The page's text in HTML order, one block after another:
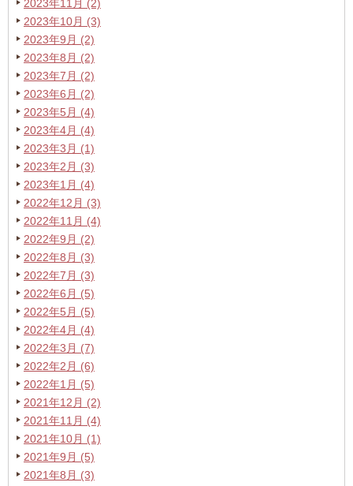
2023年11月 (2)
2023年10月 (3)
2023年9月 (2)
2023年8月 (2)
2023年7月 (2)
2023年6月 (2)
2023年5月 (4)
2023年4月 (4)
2023年3月 (1)
2023年2月 (3)
2023年1月 (4)
2022年12月 (3)
2022年11月 (4)
2022年9月 (2)
2022年8月 (3)
2022年7月 (3)
2022年6月 (5)
2022年5月 (5)
2022年4月 (4)
2022年3月 (7)
2022年2月 (6)
2022年1月 (5)
2021年12月 (2)
2021年11月 (4)
2021年10月 (1)
2021年9月 (5)
2021年8月 (3)